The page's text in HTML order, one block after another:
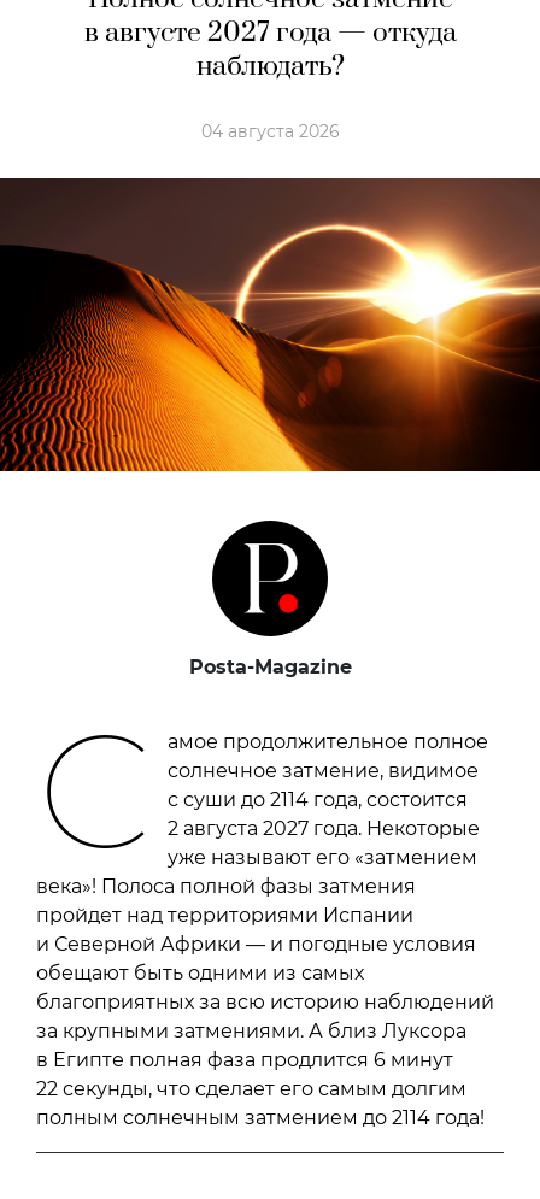
в августе 2027 года — откуда
наблюдать?
04 августа 2026
Posta-Magazine
С
амое продолжительное полное
солнечное затмение, видимое
с суши до 2114 года, состоится
2 августа 2027 года. Некоторые
уже называют его «затмением
века»! Полоса полной фазы затмения
пройдет над территориями Испании
и Северной Африки — и погодные условия
обещают быть одними из самых
благоприятных за всю историю наблюдений
за крупными затмениями. А близ Луксора
в Египте полная фаза продлится 6 минут
22 секунды, что сделает его самым долгим
полным солнечным затмением до 2114 года!